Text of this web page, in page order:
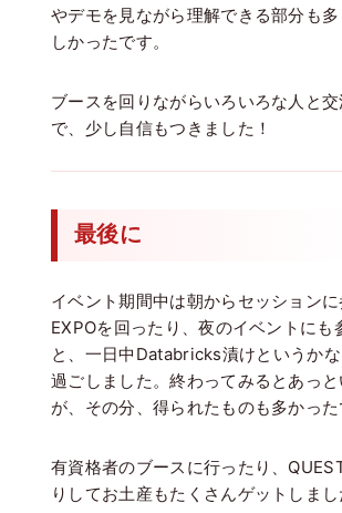
やデモを見ながら理解できる部分も
しかったです。
ブースを回りながらいろいろな人と
で、少し自信もつきました！
最後に
イベント期間中は朝からセッションに
EXPOを回ったり、夜のイベントにも
と、一日中Databricks漬けというか
過ごしました。終わってみるとあっ
が、その分、得られたものも多かった
有資格者のブースに行ったり、
りしてお土産もたくさんゲットしまし